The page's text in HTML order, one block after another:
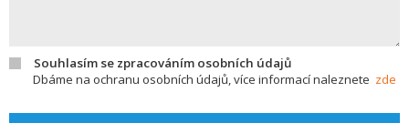
Souhlasím se zpracováním osobních údajů
Dbáme na ochranu osobních údajů, více informací naleznete zde